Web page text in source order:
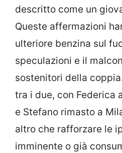
descritto come un
Queste affermazioni
ulteriore benzina sul
speculazioni e il
sostenitori della
tra i due, con Federica
e Stefano rimasto a
altro che rafforzare le
imminente o già